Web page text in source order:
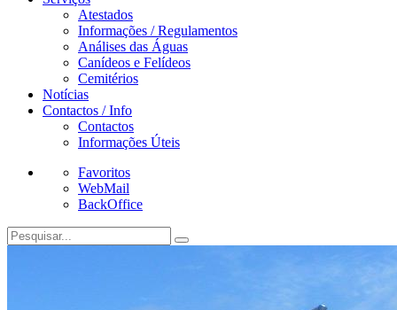
Atestados
Informações / Regulamentos
Análises das Águas
Canídeos e Felídeos
Cemitérios
Notícias
Contactos / Info
Contactos
Informações Úteis
Favoritos
WebMail
BackOffice